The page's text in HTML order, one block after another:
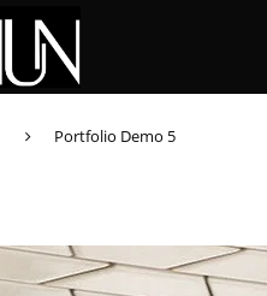
Portfolio Demo 5